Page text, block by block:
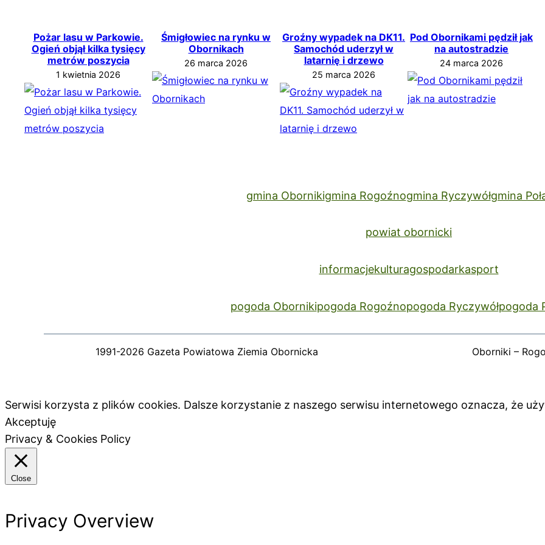
Pożar lasu w Parkowie.
Ogień objął kilka tysięcy
metrów poszycia
1 kwietnia 2026
Śmigłowiec na rynku w
Obornikach
26 marca 2026
Groźny wypadek na DK11.
Samochód uderzył w
latarnię i drzewo
25 marca 2026
Pod Obornikami pędził jak
na autostradzie
24 marca 2026
gmina Obornikigmina Rogoźnogmina Ryczywółgmina
powiat obornicki
informacjekulturagospodarkasport
pogoda Obornikipogoda Rogoźnopogoda Ryczywółpogoda
1991-2026 Gazeta Powiatowa Ziemia Obornicka Oborniki –
Serwisi korzysta z plików cookies. Dalsze korzystanie z naszego serwisu internetowego oznacza, że
Akceptuję
Privacy & Cookies Policy
Close
Privacy Overview